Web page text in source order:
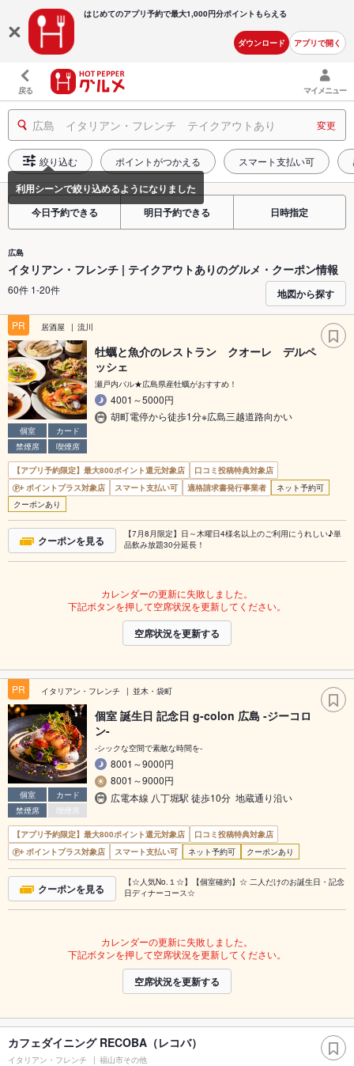
はじめてのアプリ予約で最大1,000円分ポイントもらえる
ダウンロード アプリで開く
戻る マイメニュー
広島 イタリアン・フレンチ テイクアウトあり 変更
絞り込む ポイントがつかえる スマート支払い可
今日予約できる 明日予約できる 日時指定
広島
イタリアン・フレンチ | テイクアウトありのグルメ・クーポン情報
60件 1-20件 地図から探す
PR 居酒屋 流川
個室
カード
禁煙席
喫煙席
牡蠣と魚介のレストラン クオーレ デルペ
ッシェ
瀬戸内バル★広島県産牡蠣がおすすめ！
4001～5000円
胡町電停から徒歩1分※広島三越道路向かい
【アプリ予約限定】最大800ポイント還元対象店
口コミ投稿特典対象店
ポイントプラス対象店
スマート支払い可 適格請求書発行事業者
ネット予約可
クーポンあり
クーポンを見る
【7月8月限定】日～木曜日4様名以上のご利用にうれしい♪単
品飲み放題30分延長！
カレンダーの更新に失敗しました。
下記ボタンを押して空席状況を更新してください。
空席状況を更新する
PR イタリアン・フレンチ 並木・袋町
個室
カード
禁煙席
喫煙席
個室 誕生日 記念日 g-colon 広島 -ジーコロ
ン-
‐シックな空間で素敵な時間を‐
8001～9000円
8001～9000円
広電本線 八丁堀駅 徒歩10分 地蔵通り沿い
【アプリ予約限定】最大800ポイント還元対象店
口コミ投稿特典対象店
ポイントプラス対象店
スマート支払い可 ネット予約可 クーポンあり
クーポンを見る
【☆人気No.１☆】【個室確約】☆ 二人だけのお誕生日・記念
日ディナーコース☆
カレンダーの更新に失敗しました。
下記ボタンを押して空席状況を更新してください。
空席状況を更新する
カフェダイニング RECOBA（レコバ）
イタリアン・フレンチ 福山市その他